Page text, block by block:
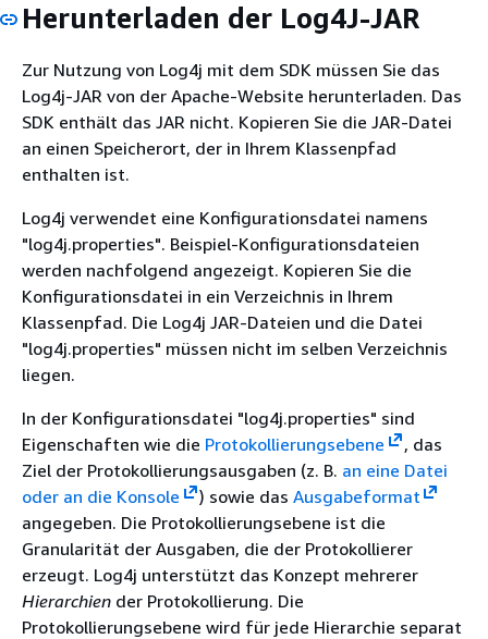
Herunterladen der Log4J-JAR
Zur Nutzung von Log4j mit dem SDK müssen Sie das
Log4j-JAR von der Apache-Website herunterladen. Das
SDK enthält das JAR nicht. Kopieren Sie die JAR-Datei
an einen Speicherort, der in Ihrem Klassenpfad
enthalten ist.
Log4j verwendet eine Konfigurationsdatei namens
"log4j.properties". Beispiel-Konfigurationsdateien
werden nachfolgend angezeigt. Kopieren Sie die
Konfigurationsdatei in ein Verzeichnis in Ihrem
Klassenpfad. Die Log4j JAR-Dateien und die Datei
"log4j.properties" müssen nicht im selben Verzeichnis
liegen.
In der Konfigurationsdatei "log4j.properties" sind
Eigenschaften wie die Protokollierungsebene
, das
Ziel der Protokollierungsausgaben (z. B. an eine Datei
oder an die Konsole
) sowie das Ausgabeformat
angegeben. Die Protokollierungsebene ist die
Granularität der Ausgaben, die der Protokollierer
erzeugt. Log4j unterstützt das Konzept mehrerer
Hierarchien der Protokollierung. Die
Protokollierungsebene wird für jede Hierarchie separat